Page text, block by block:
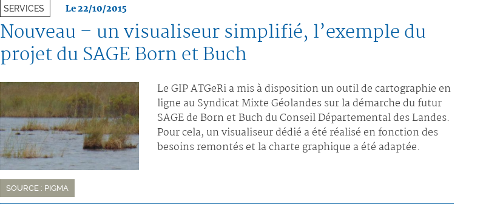
SERVICES Le 22/10/2015
Nouveau – un visualiseur simplifié, l’exemple du
projet du SAGE Born et Buch
Le GIP ATGeRi a mis à disposition un outil de cartographie en
ligne au Syndicat Mixte Géolandes sur la démarche du futur
SAGE de Born et Buch du Conseil Départemental des Landes.
Pour cela, un visualiseur dédié a été réalisé en fonction des
besoins remontés et la charte graphique a été adaptée.
SOURCE : PIGMA